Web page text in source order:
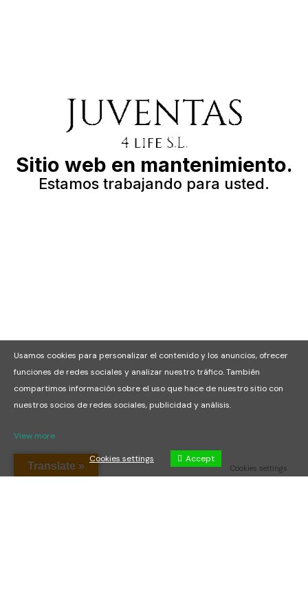
Sitio web en mantenimiento.
Estamos trabajando para usted.
Translate »
Usamos cookies para personalizar el contenido y los anuncios, ofrecer
funciones de redes sociales y analizar nuestro tráfico. También
compartimos información sobre el uso que hace de nuestro sitio con
nuestros socios de redes sociales, publicidad y análisis.
View more
Cookies settings Accept
Cookies settings